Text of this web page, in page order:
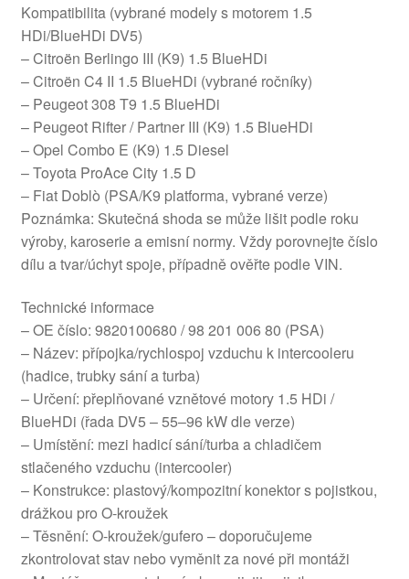
Kompatibilita (vybrané modely s motorem 1.5
HDi/BlueHDi DV5)
– Citroën Berlingo III (K9) 1.5 BlueHDi
– Citroën C4 II 1.5 BlueHDi (vybrané ročníky)
– Peugeot 308 T9 1.5 BlueHDi
– Peugeot Rifter / Partner III (K9) 1.5 BlueHDi
– Opel Combo E (K9) 1.5 Diesel
– Toyota ProAce City 1.5 D
– Fiat Doblò (PSA/K9 platforma, vybrané verze)
Poznámka: Skutečná shoda se může lišit podle roku
výroby, karoserie a emisní normy. Vždy porovnejte číslo
dílu a tvar/úchyt spoje, případně ověřte podle VIN.
Technické informace
– OE číslo: 9820100680 / 98 201 006 80 (PSA)
– Název: přípojka/rychlospoj vzduchu k intercooleru
(hadice, trubky sání a turba)
– Určení: přeplňované vznětové motory 1.5 HDi /
BlueHDi (řada DV5 – 55–96 kW dle verze)
– Umístění: mezi hadicí sání/turba a chladičem
stlačeného vzduchu (intercooler)
– Konstrukce: plastový/kompozitní konektor s pojistkou,
drážkou pro O‑kroužek
– Těsnění: O‑kroužek/gufero – doporučujeme
zkontrolovat stav nebo vyměnit za nové při montáži